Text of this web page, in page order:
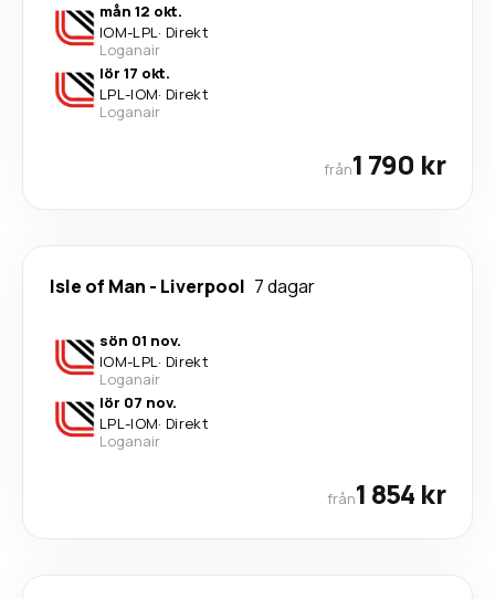
mån 12 okt.
IOM-LPL· Direkt
Loganair
lör 17 okt.
LPL-IOM· Direkt
Loganair
från1 790 kr
Isle of Man - Liverpool 7 dagar
sön 01 nov.
IOM-LPL· Direkt
Loganair
lör 07 nov.
LPL-IOM· Direkt
Loganair
från1 854 kr